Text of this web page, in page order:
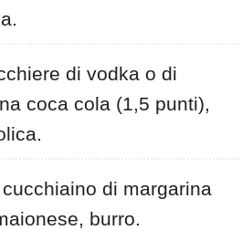
di vodka o di
coca cola (1,5 punti),
di margarina
burro.